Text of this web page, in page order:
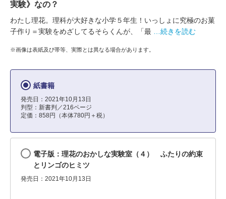
実験》なの？
わたし理花。理科が大好きな小学５年生！いっしょに究極のお菓
子作り＝実験をめざしてるそらくんが、「最
…続きを読む
※画像は表紙及び帯等、実際とは異なる場合があります。
紙書籍
発売日：2021年10月13日
判型：新書判／216ページ
定価：858円（本体780円＋税）
電子版：理花のおかしな実験室（４） ふたりの約束
とリンゴのヒミツ
発売日：2021年10月13日